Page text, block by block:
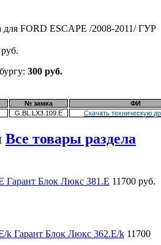
для FORD ESCAPE /2008-2011/ ГУР
руб.
300 руб.
№ замка
ФИ
G.BL.LX3.109.E Скачать техническую
Все товары раздела
Гарант Блок Люкс 381.E 11700 руб.
Гарант Блок Люкс 362.E/k 11700